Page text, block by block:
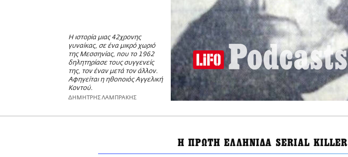
Η ιστορία μιας 42χρονης
γυναίκας, σε ένα μικρό χωριό
της Μεσσηνίας, που το 1962
δηλητηρίασε τους συγγενείς
της, τον έναν μετά τον άλλον.
Αφηγείται η ηθοποιός Αγγελική
Κοντού.
ΔΗΜΗΤΡΗΣ ΛΑΜΠΡΑΚΗΣ
Η ΠΡΩΤΗ ΕΛΛΗΝΙΔΑ SERIAL KILLER